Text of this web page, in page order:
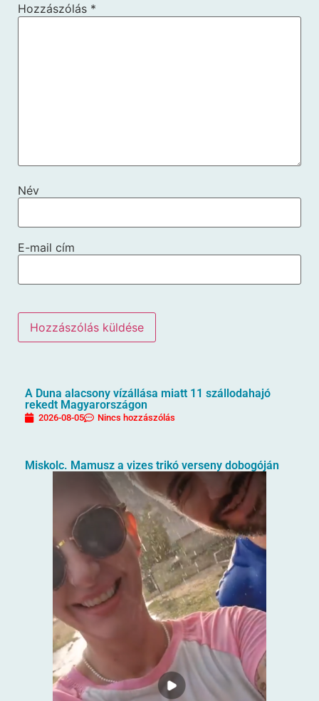
Hozzászólás *
Név
E-mail cím
A Duna alacsony vízállása miatt 11 szállodahajó
rekedt Magyarországon
2026-08-05 Nincs hozzászólás
Miskolc. Mamusz a vizes trikó verseny dobogóján